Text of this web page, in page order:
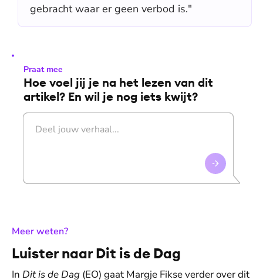
gebracht waar er geen verbod is."
Praat mee
Hoe voel jij je na het lezen van dit
artikel? En wil je nog iets kwijt?
Meer weten?:
Luister naar Dit is de Dag
In Dit is de Dag (EO) gaat Margje Fikse verder over dit